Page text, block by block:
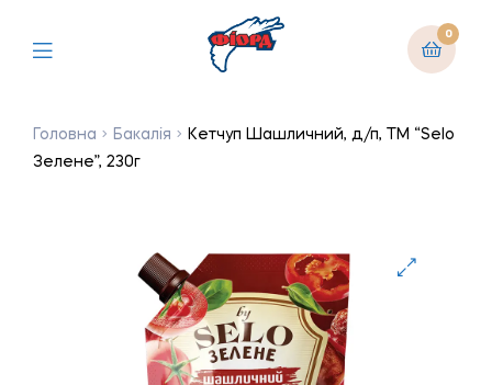
0
Головна Бакалія
Кетчуп Шашличний, д/п, ТМ “Selo
Зелене”, 230г